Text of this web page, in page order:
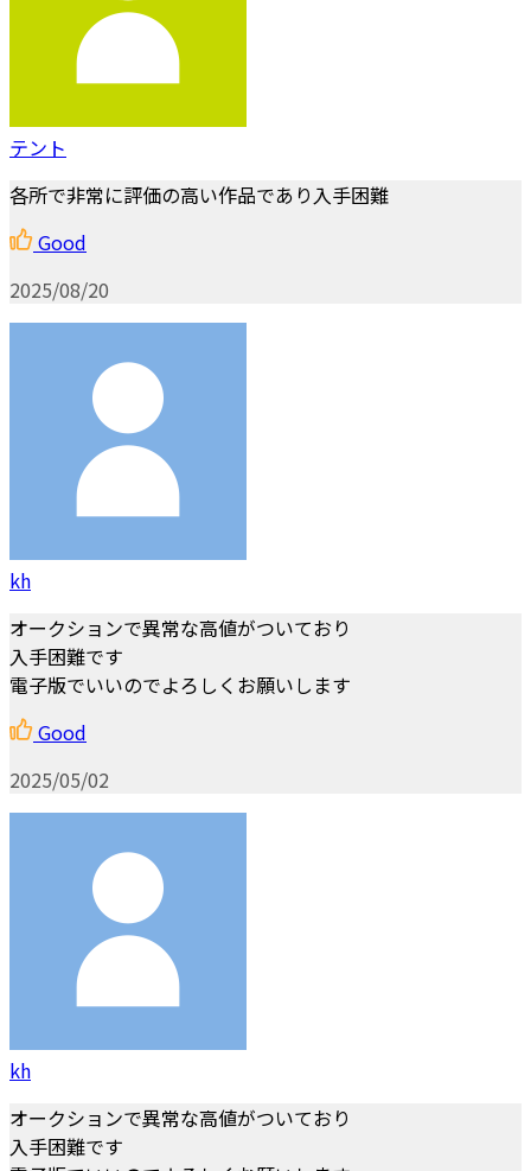
テント
各所で非常に評価の高い作品であり入手困難
Good
2025/08/20
kh
オークションで異常な高値がついており
入手困難です
電子版でいいのでよろしくお願いします
Good
2025/05/02
kh
オークションで異常な高値がついており
入手困難です